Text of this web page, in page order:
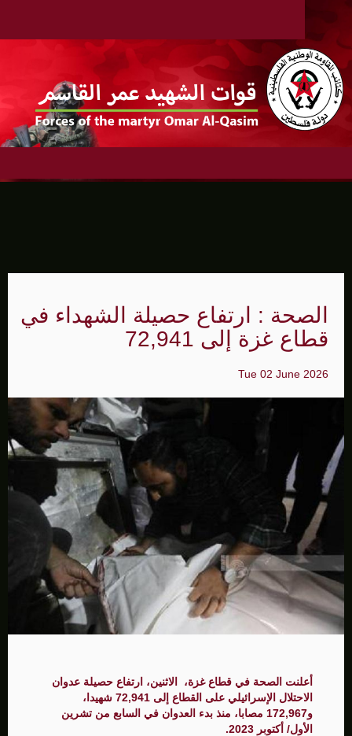
الصحة : ارتفاع حصيلة الشهداء في
قطاع غزة إلى 72,941
Tue 02 June 2026
أعلنت الصحة في قطاع غزة، الاثنين، ارتفاع حصيلة عدوان
الاحتلال الإسرائيلي على القطاع إلى 72,941 شهيدا،
و172,967 مصابا، منذ بدء العدوان في السابع من تشرين
الأول/ أكتوبر 2023.